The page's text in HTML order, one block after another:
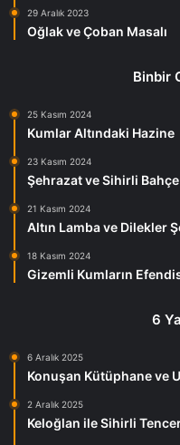
29 Aralık 2023
Oğlak ve Çoban Masalı
Binbir
25 Kasım 2024
Kumlar Altındaki Hazine
23 Kasım 2024
Şehrazat ve Sihirli Bahçe
21 Kasım 2024
Altın Lamba ve Dilekler
18 Kasım 2024
Gizemli Kumların
6
6 Aralık 2025
Konuşan Kütüphane ve
2 Aralık 2025
Keloğlan ile Sihirli